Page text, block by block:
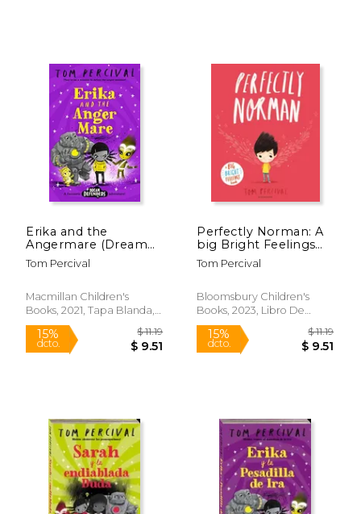
15%
dcto.
15%
dcto.
15%
dcto. $ 16.14
15%
dcto.
Erika and the
Angermare (Dream
Defenders, 1) (en
Inglés)
Tom Percival
Macmillan Children's
Books, 2021, Tapa Blanda,
Nuevo
Perfectly Norman: A
big Bright Feelings
Book (en Inglés)
Tom Percival
Bloomsbury Children's
Books, 2023, Libro De
Cartón, Nuevo